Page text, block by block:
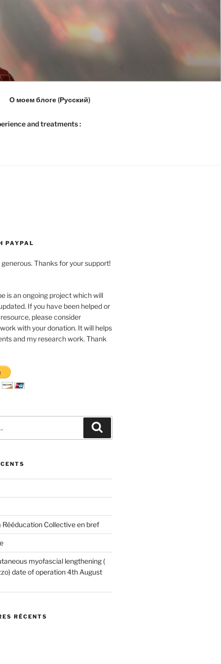
О моем блоге (Русский)
and treatments :
PAYPAL
generous. Thanks for your support!
is an ongoing project which will
If you have been helped or
please consider
with your donation. It will helps
and my research work. Thank
Collective en bref
myofascial lengthening (
date of operation 4th August
RÉCENTS